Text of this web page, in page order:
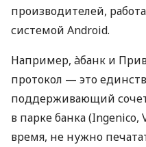
производителей,
системой Android.
Например, àбанк и
протокол — это
поддерживающий
в парке банка (Ingenico,
время, не нужно